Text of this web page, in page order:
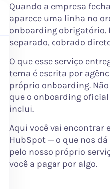
Quando a empresa
aparece uma linha no
onboarding obrigatório.
separado, cobrado
O que esse serviço
tema é escrita por
próprio onboarding.
que o onboarding
inclui.
Aqui você vai encontrar
HubSpot — o que nos
pelo nosso próprio
você a pagar por algo.